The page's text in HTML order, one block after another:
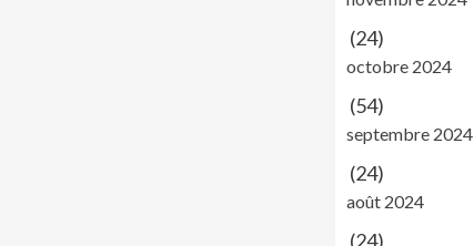
(24)
octobre 2024
(54)
septembre 2024
(24)
août 2024
(24)